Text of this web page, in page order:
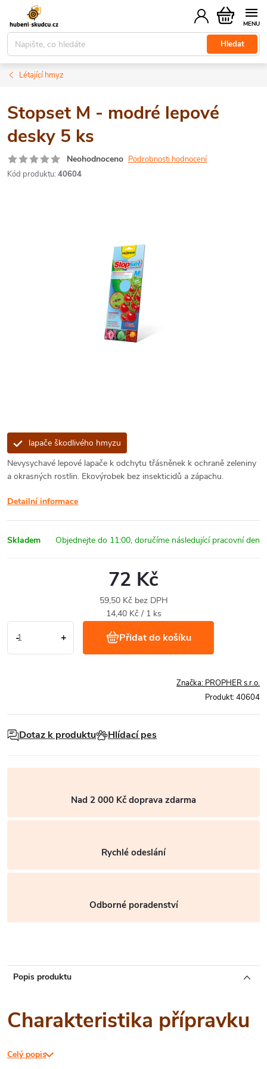
obsah
Hledat
Nákupní
košík
Létající hmyz
Stopset M - modré lepové
desky 5 ks
Neohodnoceno Podrobnosti hodnocení
Kód produktu: 40604
lapače škodlivého hmyzu
Nevysychavé lepové lapače k odchytu třásněnek k ochraně zeleniny
a okrasných rostlin. Ekovýrobek bez insekticidů a zápachu.
Detailní informace
Skladem
72 Kč
59,50 Kč bez DPH
Měrná
14,40 Kč / 1 ks
Přidat do košíku
Značka: PROPHER s.r.o.
Produkt:40604
Dotaz k produktu Hlídací pes
Nad 2 000 Kč doprava zdarma
Rychlé odeslání
Odborné poradenství
Popis produktu
Charakteristika přípravku
Modré lepové šipky lákají škodlivý hmyz třásněnky. Dospělci
Celý popis